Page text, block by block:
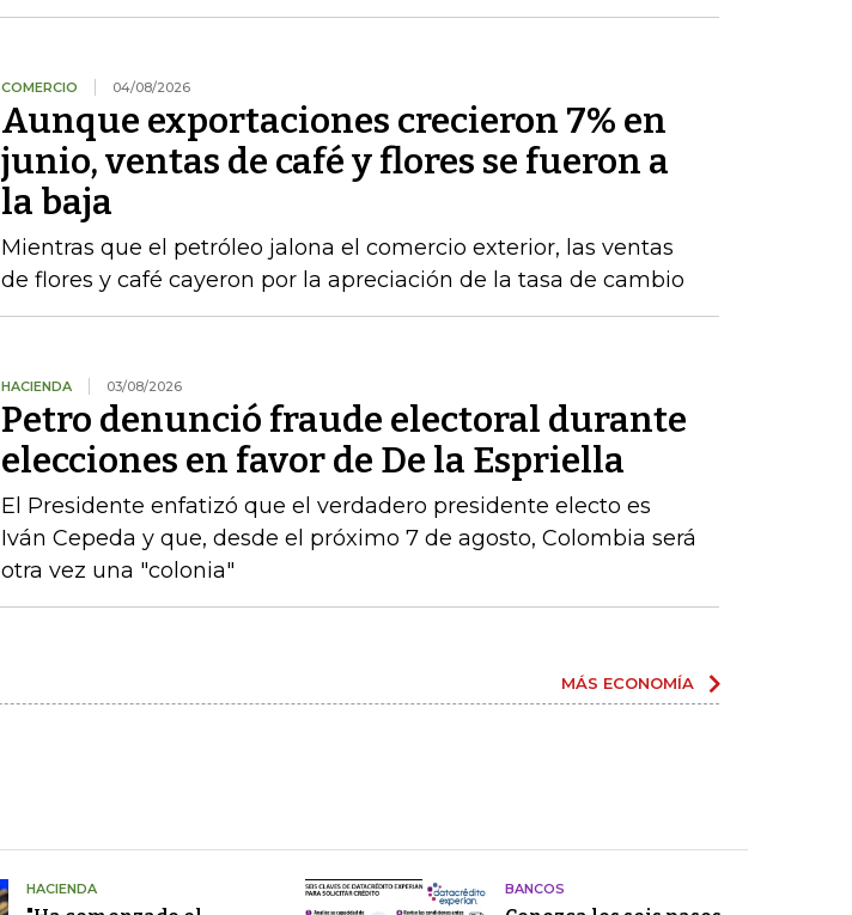
COMERCIO 04/08/2026
Aunque exportaciones crecieron 7% en
junio, ventas de café y flores se fueron a
la baja
Mientras que el petróleo jalona el comercio exterior, las ventas
de flores y café cayeron por la apreciación de la tasa de cambio
HACIENDA 03/08/2026
Petro denunció fraude electoral durante
elecciones en favor de De la Espriella
El Presidente enfatizó que el verdadero presidente electo es
Iván Cepeda y que, desde el próximo 7 de agosto, Colombia será
otra vez una "colonia"
MÁS ECONOMÍA
HACIENDA BANCOS